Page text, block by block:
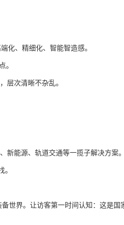
化、精细化、智能智造感。
。
层次清晰不杂乱。
新能源、轨道交通等一揽子解决方案。
。
备世界。让访客第一时间认知：这是国